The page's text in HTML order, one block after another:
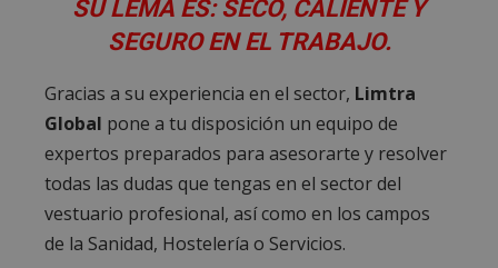
SU LEMA ES: SECO, CALIENTE Y
SEGURO EN EL TRABAJO.
Gracias a su experiencia en el sector, Limtra
Global pone a tu disposición un equipo de
expertos preparados para asesorarte y resolver
todas las dudas que tengas en el sector del
vestuario profesional, así como en los campos
de la Sanidad, Hostelería o Servicios.